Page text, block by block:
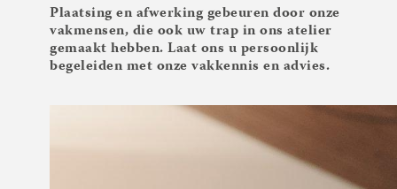
Plaatsing en afwerking gebeuren door onze
vakmensen, die ook uw trap in ons atelier
gemaakt hebben. Laat ons u persoonlijk
begeleiden met onze vakkennis en advies.